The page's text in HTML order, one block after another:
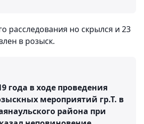
расследования но скрылся и 23
в розыск.
года в ходе проведения
мероприятий гр.Т. в
района при